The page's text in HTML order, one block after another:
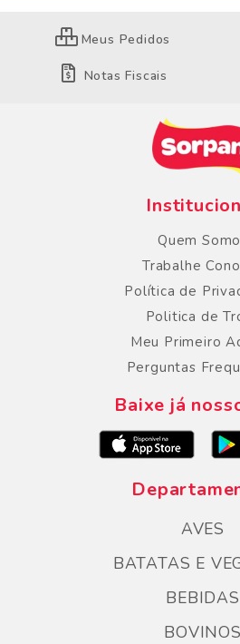
Meus Pedidos
Notas Fiscais
Quem
Trabalhe
Política de
Politica de
Meu Primeiro
Perguntas
Baixe já
AVES
BATATAS E
BEBIDAS
BOVINOS